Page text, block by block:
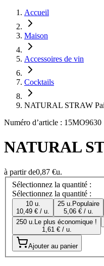
Accueil
Maison
Accessoires de vin
Cocktails
NATURAL STRAW
Numéro d’article : 15MO9630
NATURAL
à partir de0,87 €u.
Sélectionnez la quantité :
Sélectionnez la quantité :
10 u.
10,49 € / u.
25 u. Populaire
5,06 € / u.
250 u. Le plus économique !
1,61 € / u.
Ajouter au panier